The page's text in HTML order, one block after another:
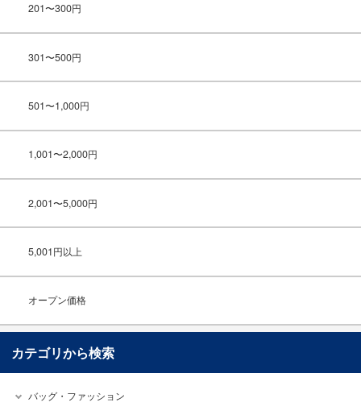
201〜300円
301〜500円
501〜1,000円
1,001〜2,000円
2,001〜5,000円
5,001円以上
オープン価格
カテゴリから検索
バッグ・ファッション